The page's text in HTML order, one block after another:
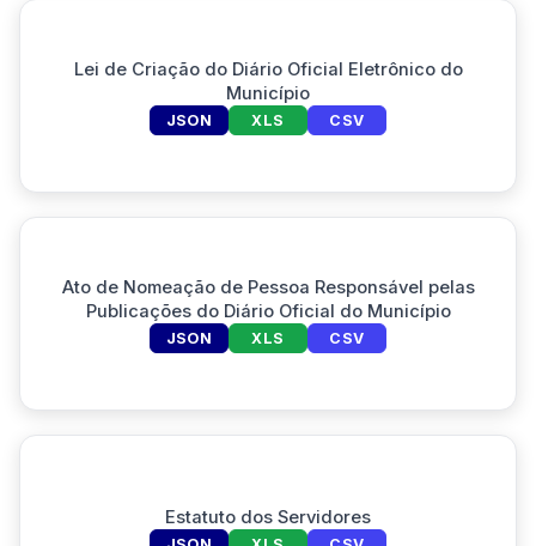
Lei de Criação do Diário Oficial Eletrônico do
Município
JSON XLS CSV
Ato de Nomeação de Pessoa Responsável pelas
Publicações do Diário Oficial do Município
JSON XLS CSV
Estatuto dos Servidores